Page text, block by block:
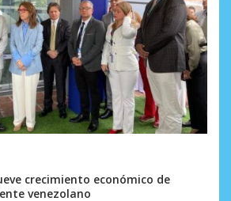
crecimiento económico de
venezolano